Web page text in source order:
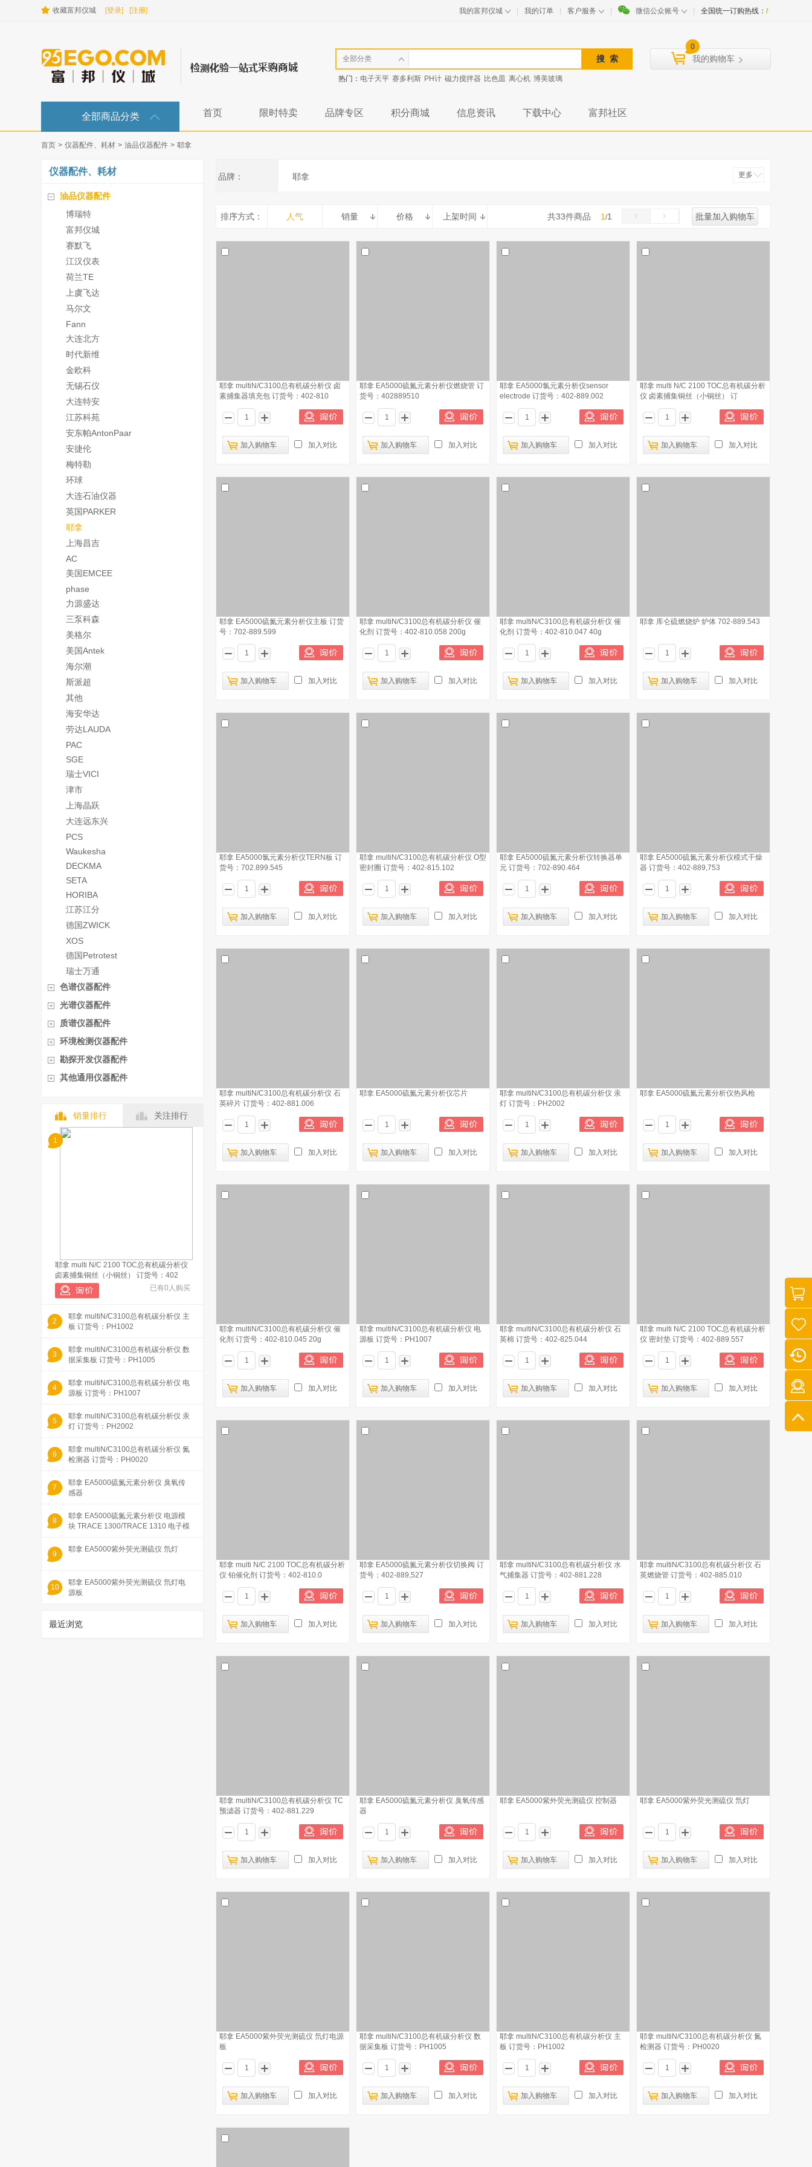
收藏富邦仪城 [登录] [注册] 我的富邦仪城 我的订单 客户服务 微信公众账号 全国统一订购热线： /
全部分类
热门： 电子天平 赛多利斯 PH计 磁力搅拌器 比色皿 离心机 博美玻璃
0
我的购物车
全部商品分类 首页 限时特卖 品牌专区 积分商城 信息资讯 下载中心 富邦社区
首页 > 仪器配件、耗材 > 油品仪器配件 > 耶拿
仪器配件、耗材
油品仪器配件
博瑞特
富邦仪城
赛默飞
江汉仪表
荷兰TE
上虞飞达
马尔文
Fann
大连北方
时代新维
金欧科
无锡石仪
大连特安
江苏科苑
安东帕AntonPaar
安捷伦
梅特勒
环球
大连石油仪器
英国PARKER
耶拿
上海昌吉
AC
美国EMCEE
phase
力源盛达
三泵科森
美格尔
美国Antek
海尔潮
斯派超
其他
海安华达
劳达LAUDA
PAC
SGE
瑞士VICI
津市
上海晶跃
大连远东兴
PCS
Waukesha
DECKMA
SETA
HORIBA
江苏江分
德国ZWICK
XOS
德国Petrotest
瑞士万通
色谱仪器配件
光谱仪器配件
质谱仪器配件
环境检测仪器配件
勘探开发仪器配件
其他通用仪器配件
销量排行 关注排行
1
耶拿 multi N/C 2100 TOC总有机碳分析仪
卤素捕集铜丝（小铜丝） 订货号：402
已有0人购买
2
耶拿 multiN/C3100总有机碳分析仪 主
板 订货号：PH1002
3
耶拿 multiN/C3100总有机碳分析仪 数
据采集板 订货号：PH1005
4
耶拿 multiN/C3100总有机碳分析仪 电
源板 订货号：PH1007
5
耶拿 multiN/C3100总有机碳分析仪 汞
灯 订货号：PH2002
6
耶拿 multiN/C3100总有机碳分析仪 氮
检测器 订货号：PH0020
7
耶拿 EA5000硫氮元素分析仪 臭氧传
感器
8
耶拿 EA5000硫氮元素分析仪 电源模
块 TRACE 1300/TRACE 1310 电子模
9
耶拿 EA5000紫外荧光测硫仪 氘灯
10
耶拿 EA5000紫外荧光测硫仪 氘灯电
源板
最近浏览
品牌： 耶拿
更多
排序方式： 人气 销量 价格 上架时间 共33件商品 1 /1 批量加入购物车
耶拿 multiN/C3100总有机碳分析仪 卤
素捕集器填充包 订货号：402-810
加入购物车 加入对比
耶拿 EA5000硫氮元素分析仪燃烧管 订
货号：402889510
加入购物车 加入对比
耶拿 EA5000氯元素分析仪sensor
electrode 订货号：402-889.002
加入购物车 加入对比
耶拿 multi N/C 2100 TOC总有机碳分析
仪 卤素捕集铜丝（小铜丝） 订
加入购物车 加入对比
耶拿 EA5000硫氮元素分析仪主板 订货
号：702-889.599
加入购物车 加入对比
耶拿 multiN/C3100总有机碳分析仪 催
化剂 订货号：402-810.058 200g
加入购物车 加入对比
耶拿 multiN/C3100总有机碳分析仪 催
化剂 订货号：402-810.047 40g
加入购物车 加入对比
耶拿 库仑硫燃烧炉 炉体 702-889.543
加入购物车 加入对比
耶拿 EA5000氯元素分析仪TERN板 订
货号：702.899.545
加入购物车 加入对比
耶拿 multiN/C3100总有机碳分析仪 O型
密封圈 订货号：402-815.102
加入购物车 加入对比
耶拿 EA5000硫氮元素分析仪转换器单
元 订货号：702-890.464
加入购物车 加入对比
耶拿 EA5000硫氮元素分析仪模式干燥
器 订货号：402-889,753
加入购物车 加入对比
耶拿 multiN/C3100总有机碳分析仪 石
英碎片 订货号：402-881.006
加入购物车 加入对比
耶拿 EA5000硫氮元素分析仪芯片
加入购物车 加入对比
耶拿 multiN/C3100总有机碳分析仪 汞
灯 订货号：PH2002
加入购物车 加入对比
耶拿 EA5000硫氮元素分析仪热风枪
加入购物车 加入对比
耶拿 multiN/C3100总有机碳分析仪 催
化剂 订货号：402-810.045 20g
加入购物车 加入对比
耶拿 multiN/C3100总有机碳分析仪 电
源板 订货号：PH1007
加入购物车 加入对比
耶拿 multiN/C3100总有机碳分析仪 石
英棉 订货号：402-825.044
加入购物车 加入对比
耶拿 multi N/C 2100 TOC总有机碳分析
仪 密封垫 订货号：402-889.557
加入购物车 加入对比
耶拿 multi N/C 2100 TOC总有机碳分析
仪 铂催化剂 订货号：402-810.0
加入购物车 加入对比
耶拿 EA5000硫氮元素分析仪切换阀 订
货号：402-889,527
加入购物车 加入对比
耶拿 multiN/C3100总有机碳分析仪 水
气捕集器 订货号：402-881.228
加入购物车 加入对比
耶拿 multiN/C3100总有机碳分析仪 石
英燃烧管 订货号：402-885.010
加入购物车 加入对比
耶拿 multiN/C3100总有机碳分析仪 TC
预滤器 订货号：402-881.229
加入购物车 加入对比
耶拿 EA5000硫氮元素分析仪 臭氧传感
器
加入购物车 加入对比
耶拿 EA5000紫外荧光测硫仪 控制器
加入购物车 加入对比
耶拿 EA5000紫外荧光测硫仪 氘灯
加入购物车 加入对比
耶拿 EA5000紫外荧光测硫仪 氘灯电源
板
加入购物车 加入对比
耶拿 multiN/C3100总有机碳分析仪 数
据采集板 订货号：PH1005
加入购物车 加入对比
耶拿 multiN/C3100总有机碳分析仪 主
板 订货号：PH1002
加入购物车 加入对比
耶拿 multiN/C3100总有机碳分析仪 氮
检测器 订货号：PH0020
加入购物车 加入对比